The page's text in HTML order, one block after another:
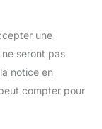
une
seront pas
notice en
compter pour